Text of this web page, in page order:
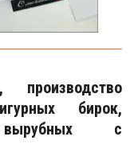
бирок,
вырубных с